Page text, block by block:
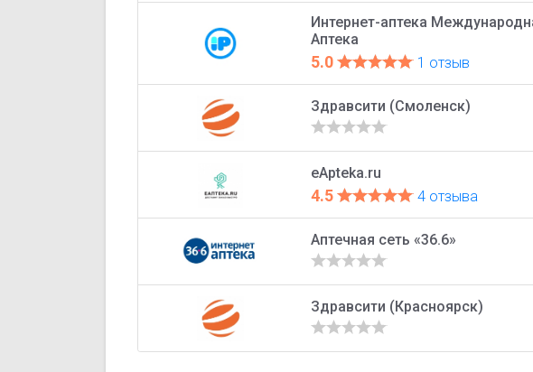
Интернет-аптека
Аптека
5.0 1 отзыв
Здравсити (Смоленск)
eApteka.ru
4.5 4 отзыва
Аптечная сеть «36.6»
Здравсити (Красноярск)